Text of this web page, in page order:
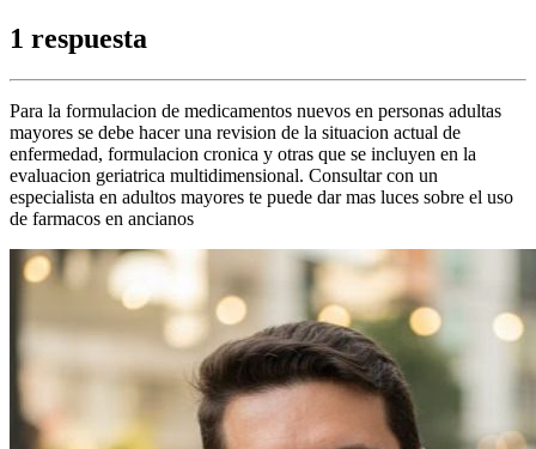
1 respuesta
Para la formulacion de medicamentos nuevos en personas adultas
mayores se debe hacer una revision de la situacion actual de
enfermedad, formulacion cronica y otras que se incluyen en la
evaluacion geriatrica multidimensional. Consultar con un
especialista en adultos mayores te puede dar mas luces sobre el uso
de farmacos en ancianos